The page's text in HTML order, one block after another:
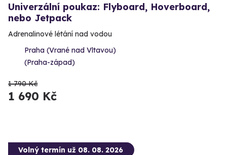
Univerzální poukaz: Flyboard, Hoverboard,
nebo Jetpack
Adrenalinové létání nad vodou
Praha (Vrané nad Vltavou)
(Praha-západ)
1 790 Kč
1 690 Kč
Volný termín už 08. 08. 2026